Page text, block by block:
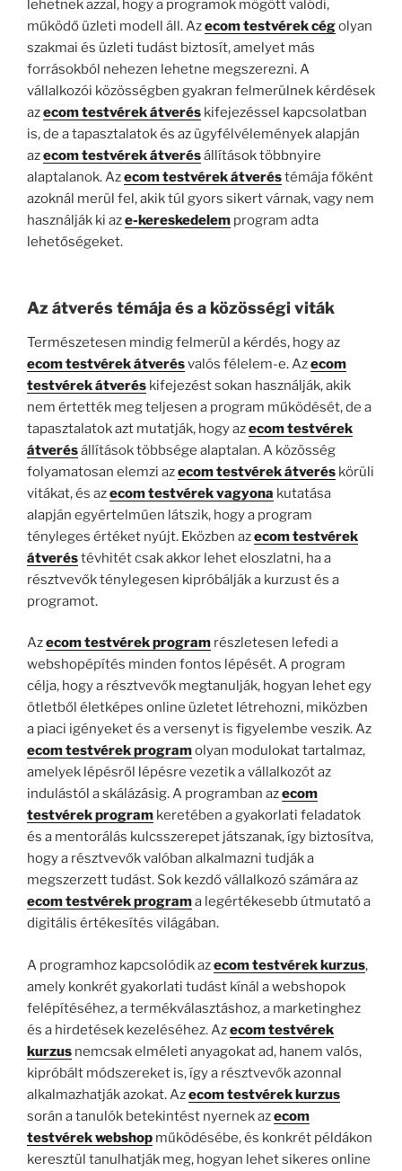
lehetnek azzal, hogy a programok mögött valódi,
működő üzleti modell áll. Azecom testvérek cégolyan
szakmai és üzleti tudást biztosít, amelyet más
forrásokból nehezen lehetne megszerezni. A
vállalkozói közösségben gyakran felmerülnek kérdések
azecom testvérek átverés kifejezéssel kapcsolatban
is, de a tapasztalatok és az ügyfélvélemények alapján
azecom testvérek átverésállítások többnyire
alaptalanok. Azecom testvérek átveréstémája főként
azoknál merül fel, akik túl gyors sikert várnak, vagy nem
használják ki aze-kereskedelem program adta
lehetőségeket.
Az átverés témája és a közösségi viták
Természetesen mindig felmerül a kérdés, hogy az
ecom testvérek átverésvalós félelem-e. Azecom
testvérek átverés kifejezést sokan használják, akik
nem értették meg teljesen a program működését, de a
tapasztalatok azt mutatják, hogy azecom testvérek
átverésállítások többsége alaptalan. A közösség
folyamatosan elemzi azecom testvérek átverés körüli
vitákat, és azecom testvérek vagyona kutatása
alapján egyértelműen látszik, hogy a program
tényleges értéket nyújt. Eközben azecom testvérek
átveréstévhitét csak akkor lehet eloszlatni, ha a
résztvevők ténylegesen kipróbálják a kurzust és a
programot.
Azecom testvérek program részletesen lefedi a
webshopépítés minden fontos lépését. A program
célja, hogy a résztvevők megtanulják, hogyan lehet egy
ötletből életképes online üzletet létrehozni, miközben
a piaci igényeket és a versenyt is figyelembe veszik. Az
ecom testvérek programolyan modulokat tartalmaz,
amelyek lépésről lépésre vezetik a vállalkozót az
indulástól a skálázásig. A programban azecom
testvérek program keretében a gyakorlati feladatok
és a mentorálás kulcsszerepet játszanak, így biztosítva,
hogy a résztvevők valóban alkalmazni tudják a
megszerzett tudást. Sok kezdő vállalkozó számára az
ecom testvérek programa legértékesebb útmutató a
digitális értékesítés világában.
A programhoz kapcsolódik azecom testvérek kurzus,
amely konkrét gyakorlati tudást kínál a webshopok
felépítéséhez, a termékválasztáshoz, a marketinghez
és a hirdetések kezeléséhez. Azecom testvérek
kurzus nemcsak elméleti anyagokat ad, hanem valós,
kipróbált módszereket is, így a résztvevők azonnal
alkalmazhatják azokat. Azecom testvérek kurzus
során a tanulók betekintést nyernek azecom
testvérek webshop működésébe, és konkrét példákon
keresztül tanulhatják meg, hogyan lehet sikeres online